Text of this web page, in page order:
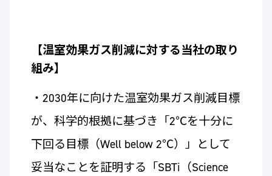
【温室効果ガス削減に対する当社の取り
組み】
・2030年に向けた温室効果ガス削減目標
が、科学的根拠に基づき「2℃を十分に
下回る目標（Well below 2℃）」として
妥当なことを証明する「SBTi（Science